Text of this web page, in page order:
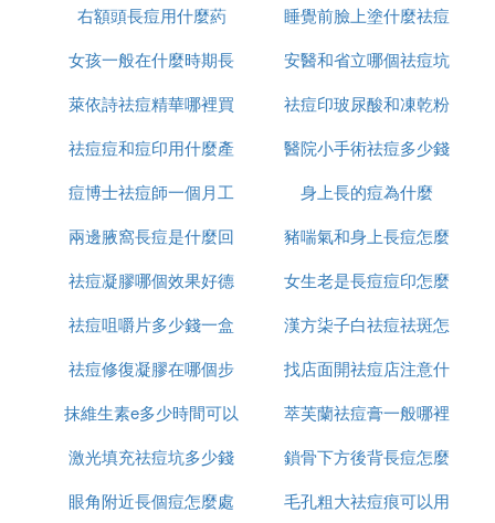
植物神經功能紊亂有關。過度緊張、興奮、憂郁、疲
勞、焦慮、急躁以及生活環境的改變，都可能是神經
性皮炎的誘因。局部刺激、撓抓、衣領的摩擦、過敏
體質、吃刺激性食物等，也可能引起神經性皮炎。
1、清淡飲食
2、忌食魚蝦海鮮及辛辣刺激食物
1、避免搔抓
2、避免用熱水洗澡
C. 身上長痘痘還癢怎麼回事
病情分析：您的情況多見於皮膚過敏引起的，可以口
啶軟膏。
指導意見：最好到醫院做過敏原試驗，查看是對那些
物質過敏平時避免接觸也可以採用脫敏療法。不要吃
辣的食物注意衛生如果反復發作，注意休息，多喝開
痘印哪個好
右額頭長痘用什麼葯
睡覺前臉上塗什麼祛痘
印
女孩一般在什麼時期長
痘
安醫和省立哪個祛痘坑
痘印好
萊依詩祛痘精華哪裡買
祛痘印玻尿酸和凍乾粉
哪個好
祛痘痘和痘印用什麼產
品
醫院小手術祛痘多少錢
一次
痘博士祛痘師一個月工
資多少
身上長的痘為什麼
兩邊腋窩長痘是什麼回
事
豬喘氣和身上長痘怎麼
治療
祛痘凝膠哪個效果好德
國
女生老是長痘痘印怎麼
辦
祛痘咀嚼片多少錢一盒
漢方柒子白祛痘祛斑怎
麼樣
祛痘修復凝膠在哪個步
驟使用
找店面開祛痘店注意什
麼
抹維生素e多少時間可以
祛痘坑
萃芙蘭祛痘膏一般哪裡
有賣
激光填充祛痘坑多少錢
鎖骨下方後背長痘怎麼
消除
眼角附近長個痘怎麼處
毛孔粗大祛痘痕可以用